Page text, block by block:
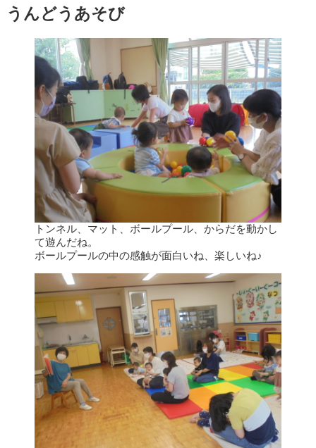
うんどうあそび
トンネル、マット、ボールプール、からだを動かし
て遊んだね。
ボールプールの中の感触が面白いね、楽しいね♪